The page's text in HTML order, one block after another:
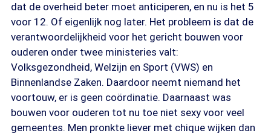
dat de overheid beter moet anticiperen, en nu is het 5
voor 12. Of eigenlijk nog later. Het probleem is dat de
verantwoordelijkheid voor het gericht bouwen voor
ouderen onder twee ministeries valt:
Volksgezondheid, Welzijn en Sport (VWS) en
Binnenlandse Zaken. Daardoor neemt niemand het
voortouw, er is geen coördinatie. Daarnaast was
bouwen voor ouderen tot nu toe niet sexy voor veel
gemeentes. Men pronkte liever met chique wijken dan